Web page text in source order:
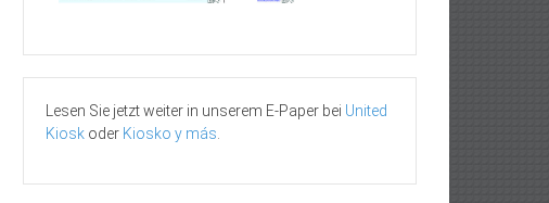
Lesen Sie jetzt weiter in unserem E-Paper bei United
Kiosk oder Kiosko y más